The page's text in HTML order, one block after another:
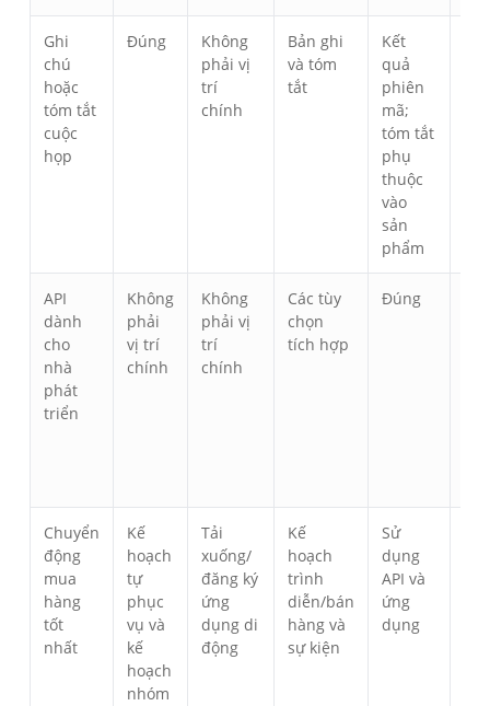
Ghi
chú
hoặc
tóm tắt
cuộc
họp
Đúng
Không
phải vị
trí
chính
Bản ghi
và tóm
tắt
Kết
quả
phiên
mã;
tóm tắt
phụ
thuộc
vào
sản
phẩm
API
dành
cho
nhà
phát
triển
Không
phải
vị trí
chính
Không
phải vị
trí
chính
Các tùy
chọn
tích hợp
Đúng
Chuyển
động
mua
hàng
tốt
nhất
Kế
hoạch
tự
phục
vụ và
kế
hoạch
nhóm
Tải
xuống/
đăng ký
ứng
dụng di
động
Kế
hoạch
trình
diễn/bán
hàng và
sự kiện
Sử
dụng
API và
ứng
dụng